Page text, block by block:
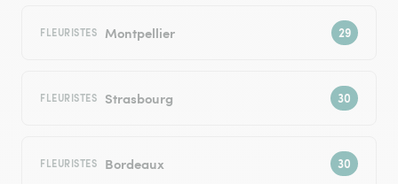
FLEURISTES Montpellier
FLEURISTES Strasbourg
FLEURISTES Bordeaux